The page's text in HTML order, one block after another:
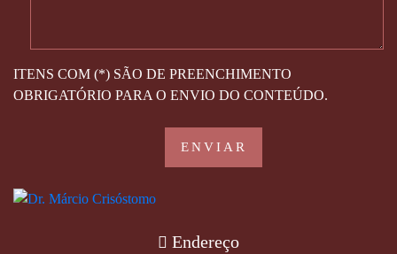
ITENS COM (*) SÃO DE PREENCHIMENTO
OBRIGATÓRIO PARA O ENVIO DO CONTEÚDO.
Endereço